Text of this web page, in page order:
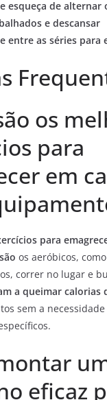
esqueça de alternar
e descansar
entre as séries para
os
para
em
para
os aeróbicos,
correr no lugar e
a queimar calorias
sem a necessidade
eficaz